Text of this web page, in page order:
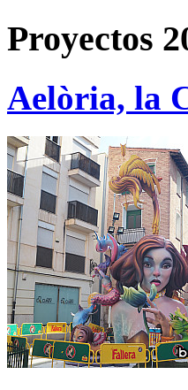
Proyectos
Aelòria, la